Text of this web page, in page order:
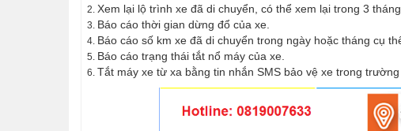
Xem lại lộ trình xe đã di chuyển, có thể xem lại trong 3
Báo cáo thời gian dừng đổ của xe.
Báo cáo số km xe đã di chuyển trong ngày hoặc tháng cụ
Báo cáo trạng thái tắt nổ máy của xe.
Tắt máy xe từ xa bằng tin nhắn SMS bảo vệ xe trong trường